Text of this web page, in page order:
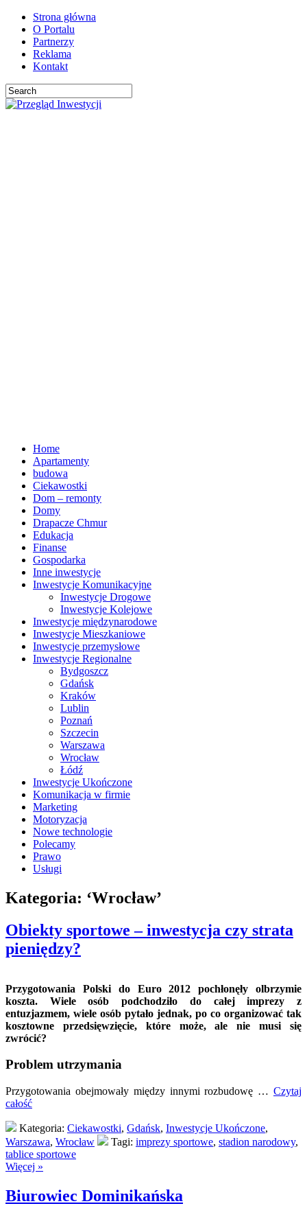
Strona główna
O Portalu
Partnerzy
Reklama
Kontakt
Home
Apartamenty
budowa
Ciekawostki
Dom – remonty
Domy
Drapacze Chmur
Edukacja
Finanse
Gospodarka
Inne inwestycje
Inwestycje Komunikacyjne
Inwestycje Drogowe
Inwestycje Kolejowe
Inwestycje międzynarodowe
Inwestycje Mieszkaniowe
Inwestycje przemysłowe
Inwestycje Regionalne
Bydgoszcz
Gdańsk
Kraków
Lublin
Poznań
Szczecin
Warszawa
Wrocław
Łódź
Inwestycje Ukończone
Komunikacja w firmie
Marketing
Motoryzacja
Nowe technologie
Polecamy
Prawo
Usługi
Kategoria: ‘Wrocław’
Obiekty sportowe – inwestycja czy strata
pieniędzy?
Przygotowania Polski do Euro 2012 pochłonęły olbrzymie
koszta. Wiele osób podchodziło do całej imprezy z
entuzjazmem, wiele osób pytało jednak, po co organizować tak
kosztowne przedsięwzięcie, które może, ale nie musi się
zwrócić?
Problem utrzymania
Przygotowania obejmowały między innymi rozbudowę … Czytaj
całość
Kategoria: Ciekawostki, Gdańsk, Inwestycje Ukończone,
Warszawa, Wrocław Tagi: imprezy sportowe, stadion narodowy,
tablice sportowe
Więcej »
Biurowiec Dominikańska